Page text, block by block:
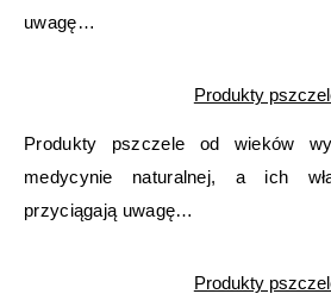
uwagę…
Produkty
Produkty pszczele od wieków
medycynie naturalnej, a ich
przyciągają uwagę…
Produkty